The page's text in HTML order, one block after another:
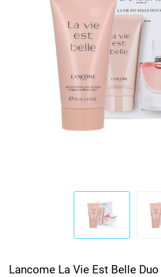
Lancome La Vie Est Belle Duo